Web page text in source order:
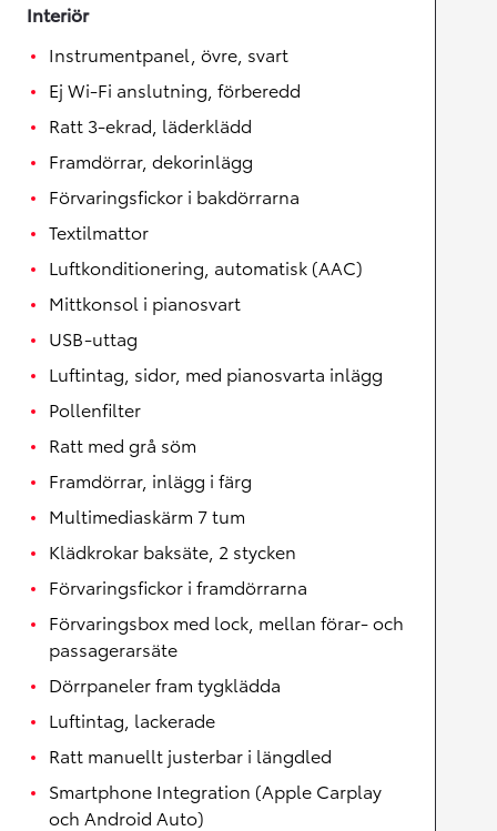
Interiör
Instrumentpanel, övre, svart
Ej Wi-Fi anslutning, förberedd
Ratt 3-ekrad, läderklädd
Framdörrar, dekorinlägg
Förvaringsfickor i bakdörrarna
Textilmattor
Luftkonditionering, automatisk (AAC)
Mittkonsol i pianosvart
USB-uttag
Luftintag, sidor, med pianosvarta inlägg
Pollenfilter
Ratt med grå söm
Framdörrar, inlägg i färg
Multimediaskärm 7 tum
Klädkrokar baksäte, 2 stycken
Förvaringsfickor i framdörrarna
Förvaringsbox med lock, mellan förar- och
passagerarsäte
Dörrpaneler fram tygklädda
Luftintag, lackerade
Ratt manuellt justerbar i längdled
Smartphone Integration (Apple Carplay
och Android Auto)